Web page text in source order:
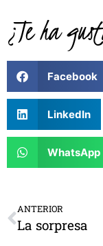
¿Te ha
Facebook
LinkedIn
WhatsApp
ANTERIOR
La sorpresa